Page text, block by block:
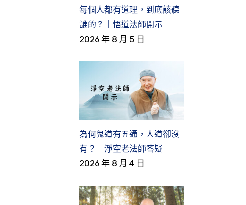
每個人都有道理，到底該聽
誰的？｜悟道法師開示
2026 年 8 月 5 日
為何鬼道有五通，人道卻沒
有？｜淨空老法師答疑
2026 年 8 月 4 日